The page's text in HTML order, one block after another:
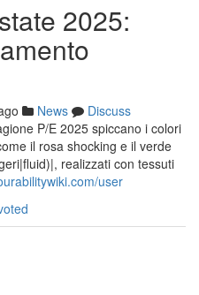
2025:
News
Discuss
P/E 2025 spiccano i colori
il rosa shocking e il verde
realizzati con tessuti
user